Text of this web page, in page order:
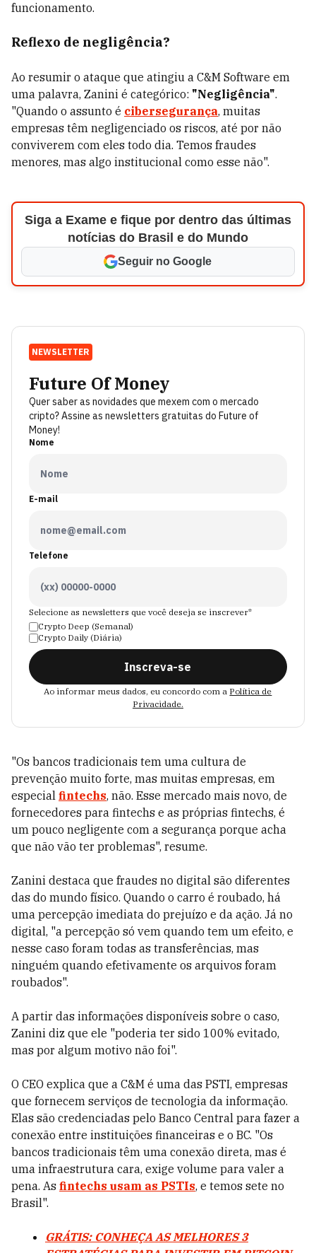
funcionamento.
Reflexo de negligência?
Ao resumir o ataque que atingiu a C&M Software em
uma palavra, Zanini é categórico: "Negligência".
"Quando o assunto é cibersegurança, muitas
empresas têm negligenciado os riscos, até por não
conviverem com eles todo dia. Temos fraudes
menores, mas algo institucional como esse não".
Siga a Exame e fique por dentro das últimas
notícias do Brasil e do Mundo
Seguir no Google
NEWSLETTER
Future Of Money
Quer saber as novidades que mexem com o mercado
cripto? Assine as newsletters gratuitas do Future of
Money!
Nome
E-mail
Telefone
Selecione as newsletters que você deseja se inscrever*
Crypto Deep (Semanal)
Crypto Daily (Diária)
Inscreva-se
Ao informar meus dados, eu concordo com a Política de
Privacidade.
"Os bancos tradicionais tem uma cultura de
prevenção muito forte, mas muitas empresas, em
especial fintechs, não. Esse mercado mais novo, de
fornecedores para fintechs e as próprias fintechs, é
um pouco negligente com a segurança porque acha
que não vão ter problemas", resume.
Zanini destaca que fraudes no digital são diferentes
das do mundo físico. Quando o carro é roubado, há
uma percepção imediata do prejuízo e da ação. Já no
digital, "a percepção só vem quando tem um efeito, e
nesse caso foram todas as transferências, mas
ninguém quando efetivamente os arquivos foram
roubados".
A partir das informações disponíveis sobre o caso,
Zanini diz que ele "poderia ter sido 100% evitado,
mas por algum motivo não foi".
O CEO explica que a C&M é uma das PSTI, empresas
que fornecem serviços de tecnologia da informação.
Elas são credenciadas pelo Banco Central para fazer a
conexão entre instituições financeiras e o BC. "Os
bancos tradicionais têm uma conexão direta, mas é
uma infraestrutura cara, exige volume para valer a
pena. As fintechs usam as PSTIs, e temos sete no
Brasil".
GRÁTIS: CONHEÇA AS MELHORES 3